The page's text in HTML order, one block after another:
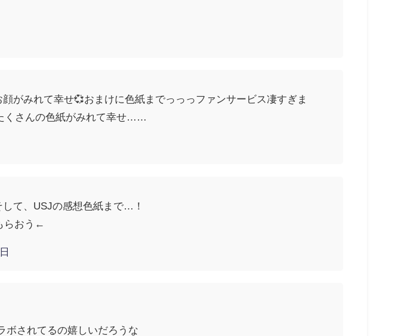
がみれて幸せ💞おまけに色紙までっっっファンサービス凄すぎま
くさんの色紙がみれて幸せ……
て、USJの感想色紙まで…！
らおう←
ボされてるの嬉しいだろうな